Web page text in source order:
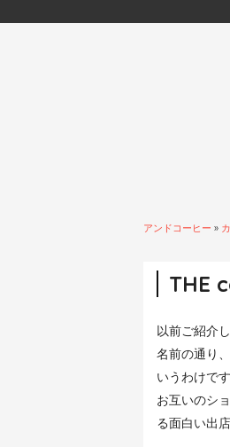
アンドコーヒー »
THE
以前ご紹介
名前の通り
いうわけです
お互いのシ
る面白い出